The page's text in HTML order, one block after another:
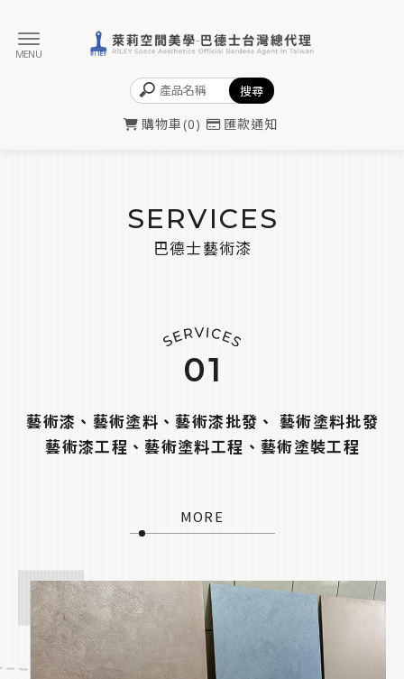
購物車 0 匯款通知
SERVICES
巴德士藝術漆
01
藝術漆、藝術塗料、藝術漆批發、 藝術塗料批發
藝術漆工程、藝術塗料工程、藝術塗裝工程
MORE